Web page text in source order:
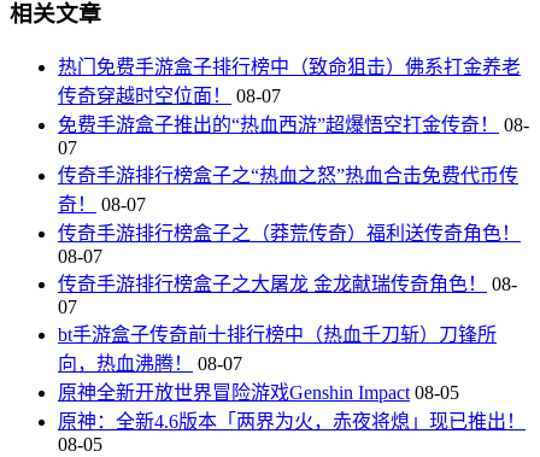
相关文章
热门免费手游盒子排行榜中（致命狙击）佛系打金养老
传奇穿越时空位面！
08-07
免费手游盒子推出的“热血西游”超爆悟空打金传奇！
08-
07
传奇手游排行榜盒子之“热血之怒”热血合击免费代币传
奇！
08-07
传奇手游排行榜盒子之（莽荒传奇）福利送传奇角色！
08-07
传奇手游排行榜盒子之大屠龙 金龙献瑞传奇角色！
08-
07
bt手游盒子传奇前十排行榜中（热血千刀斩）刀锋所
向，热血沸腾！
08-07
原神全新开放世界冒险游戏Genshin Impact 08-05
原神：全新4.6版本「两界为火，赤夜将熄」现已推出！
08-05